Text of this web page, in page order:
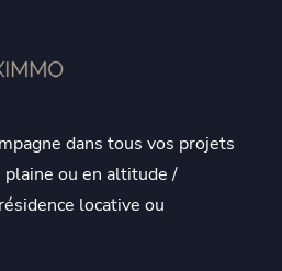
dans tous vos projets
ou en altitude /
locative ou